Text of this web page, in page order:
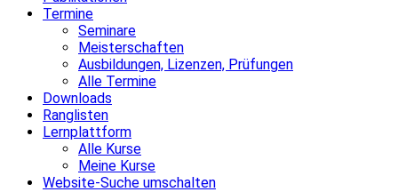
Termine
Seminare
Meisterschaften
Ausbildungen, Lizenzen, Prüfungen
Alle Termine
Downloads
Ranglisten
Lernplattform
Alle Kurse
Meine Kurse
Website-Suche umschalten